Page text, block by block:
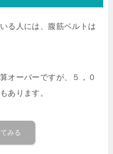
る人には、腹筋ベルトは
オーバーですが、５，０
あります。
みる